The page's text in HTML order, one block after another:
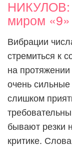
НИКУЛОВ:
миром «9»
Вибрации
стремиться к
на
очень
слишком
бывают резки
критике.